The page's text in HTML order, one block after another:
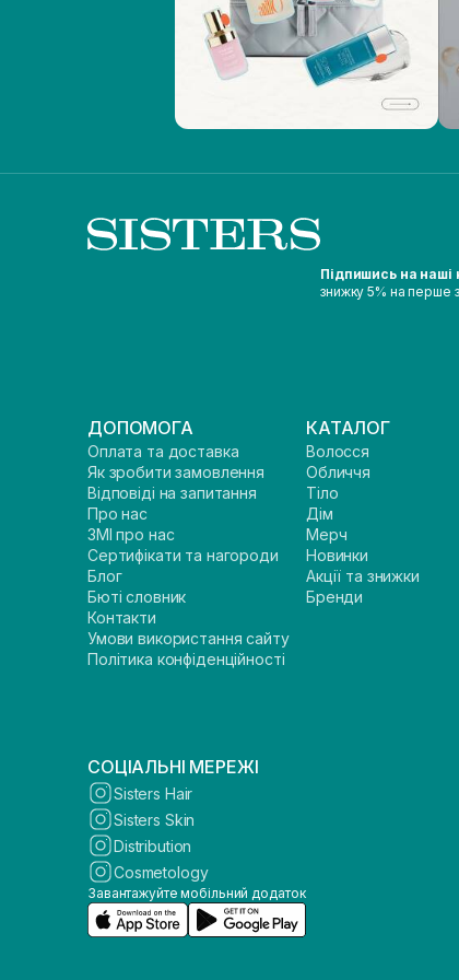
Підпишись на наші
знижку 5% на перше
ДОПОМОГА
Оплата та доставка
Як зробити замовлення
Відповіді на запитання
Про нас
ЗМІ про нас
Сертифікати та нагороди
Блог
Бюті словник
Контакти
Умови використання сайту
Політика конфіденційності
КАТАЛОГ
Волосся
Обличчя
Тіло
Дім
Мерч
Новинки
Акції та знижки
Бренди
СОЦІАЛЬНІ МЕРЕЖІ
Sisters Hair
Sisters Skin
Distribution
Cosmetology
Завантажуйте мобільний додаток